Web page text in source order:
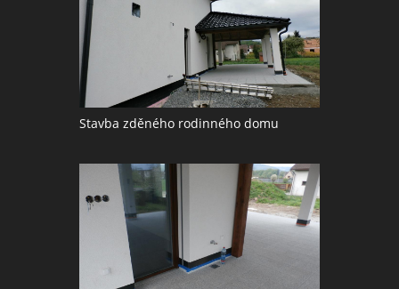
Stavba zděného rodinného domu